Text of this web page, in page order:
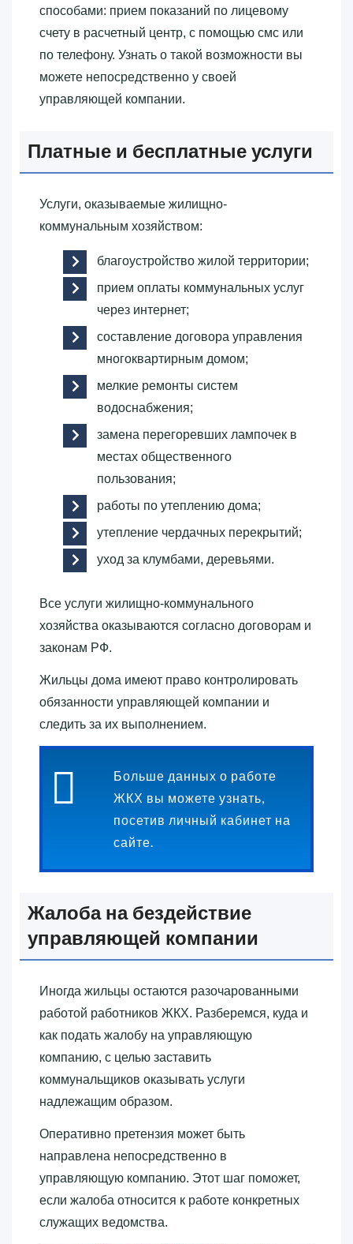
способами: прием показаний по лицевому
счету в расчетный центр, с помощью смс или
по телефону. Узнать о такой возможности вы
можете непосредственно у своей
управляющей компании.
Платные и бесплатные услуги
Услуги, оказываемые жилищно-
коммунальным хозяйством:
благоустройство жилой территории;
прием оплаты коммунальных услуг
через интернет;
составление договора управления
многоквартирным домом;
мелкие ремонты систем
водоснабжения;
замена перегоревших лампочек в
местах общественного
пользования;
работы по утеплению дома;
утепление чердачных перекрытий;
уход за клумбами, деревьями.
Все услуги жилищно-коммунального
хозяйства оказываются согласно договорам и
законам РФ.
Жильцы дома имеют право контролировать
обязанности управляющей компании и
следить за их выполнением.
Больше данных о работе
ЖКХ вы можете узнать,
посетив личный кабинет на
сайте.
Жалоба на бездействие
управляющей компании
Иногда жильцы остаются разочарованными
работой работников ЖКХ. Разберемся, куда и
как подать жалобу на управляющую
компанию, с целью заставить
коммунальщиков оказывать услуги
надлежащим образом.
Оперативно претензия может быть
направлена непосредственно в
управляющую компанию. Этот шаг поможет,
если жалоба относится к работе конкретных
служащих ведомства.